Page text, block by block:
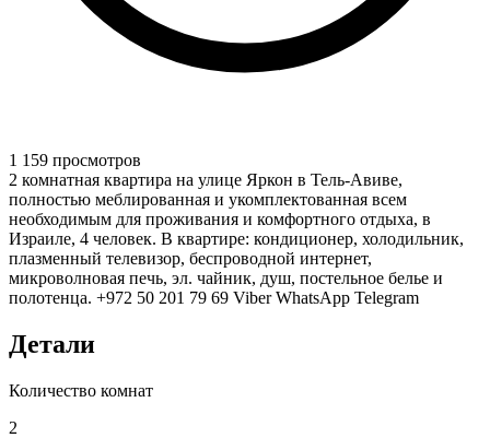
1 159 просмотров
2 комнатная квартира на улице Яркон в Тель-Авиве,
полностью меблированная и укомплектованная всем
необходимым для проживания и комфортного отдыха, в
Израиле, 4 человек. В квартире: кондиционер, холодильник,
плазменный телевизор, беспроводной интернет,
микроволновая печь, эл. чайник, душ, постельное белье и
полотенца. +972 50 201 79 69 Viber WhatsApp Telegram
Детали
Количество комнат
2